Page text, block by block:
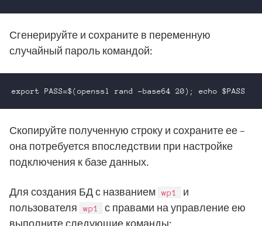
Сгенерируйте и сохраните в переменную
случайный пароль командой:
export PASS=$(openssl rand -base64 20); echo $PASS
Скопируйте полученную строку и сохраните ее –
она потребуется впоследствии при настройке
подключения к базе данных.
Для создания БД с названием wp1
и
пользователя
wp1
с правами на управление ею